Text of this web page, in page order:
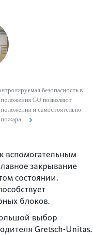
безоп­асность в
GU позв­оляют
и самос­тоятельно
пожара.
вспомогательным
закрывание
состоянии.
блоков.
выбор
Gretsch-Unitas.